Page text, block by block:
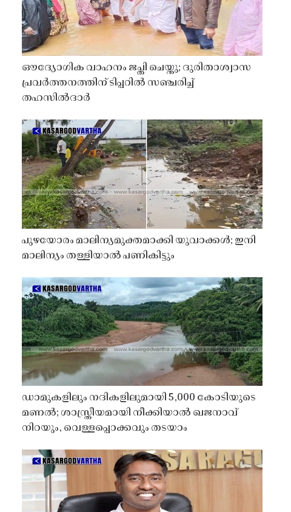
ഔദ്യോഗിക വാഹനം ജപ്തി ചെയ്തു; ദുരിതാശ്വാസ
പ്രവർത്തനത്തിന് ടിപ്പറിൽ സഞ്ചരിച്ച്
തഹസിൽദാർ
പുഴയോരം മാലിന്യമുക്തമാക്കി യുവാക്കൾ; ഇനി
മാലിന്യം തള്ളിയാൽ പണികിട്ടും
ഡാമുകളിലും നദികളിലുമായി 5,000 കോടിയുടെ
മണൽ; ശാസ്ത്രീയമായി നീക്കിയാൽ ഖജനാവ്
നിറയും, വെള്ളപ്പൊക്കവും തടയാം